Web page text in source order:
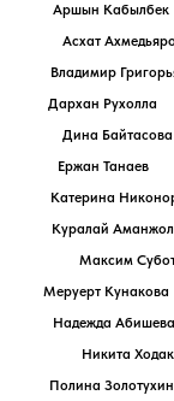
Аршын Кабылбек
Асхат
Владимир
Дархан Рухолла
Дина Байтасова
Ержан Танаев
Катерина
Куралай
Максим
Меруерт Кунакова
Надежда Абишева
Никита Ходак
Полина